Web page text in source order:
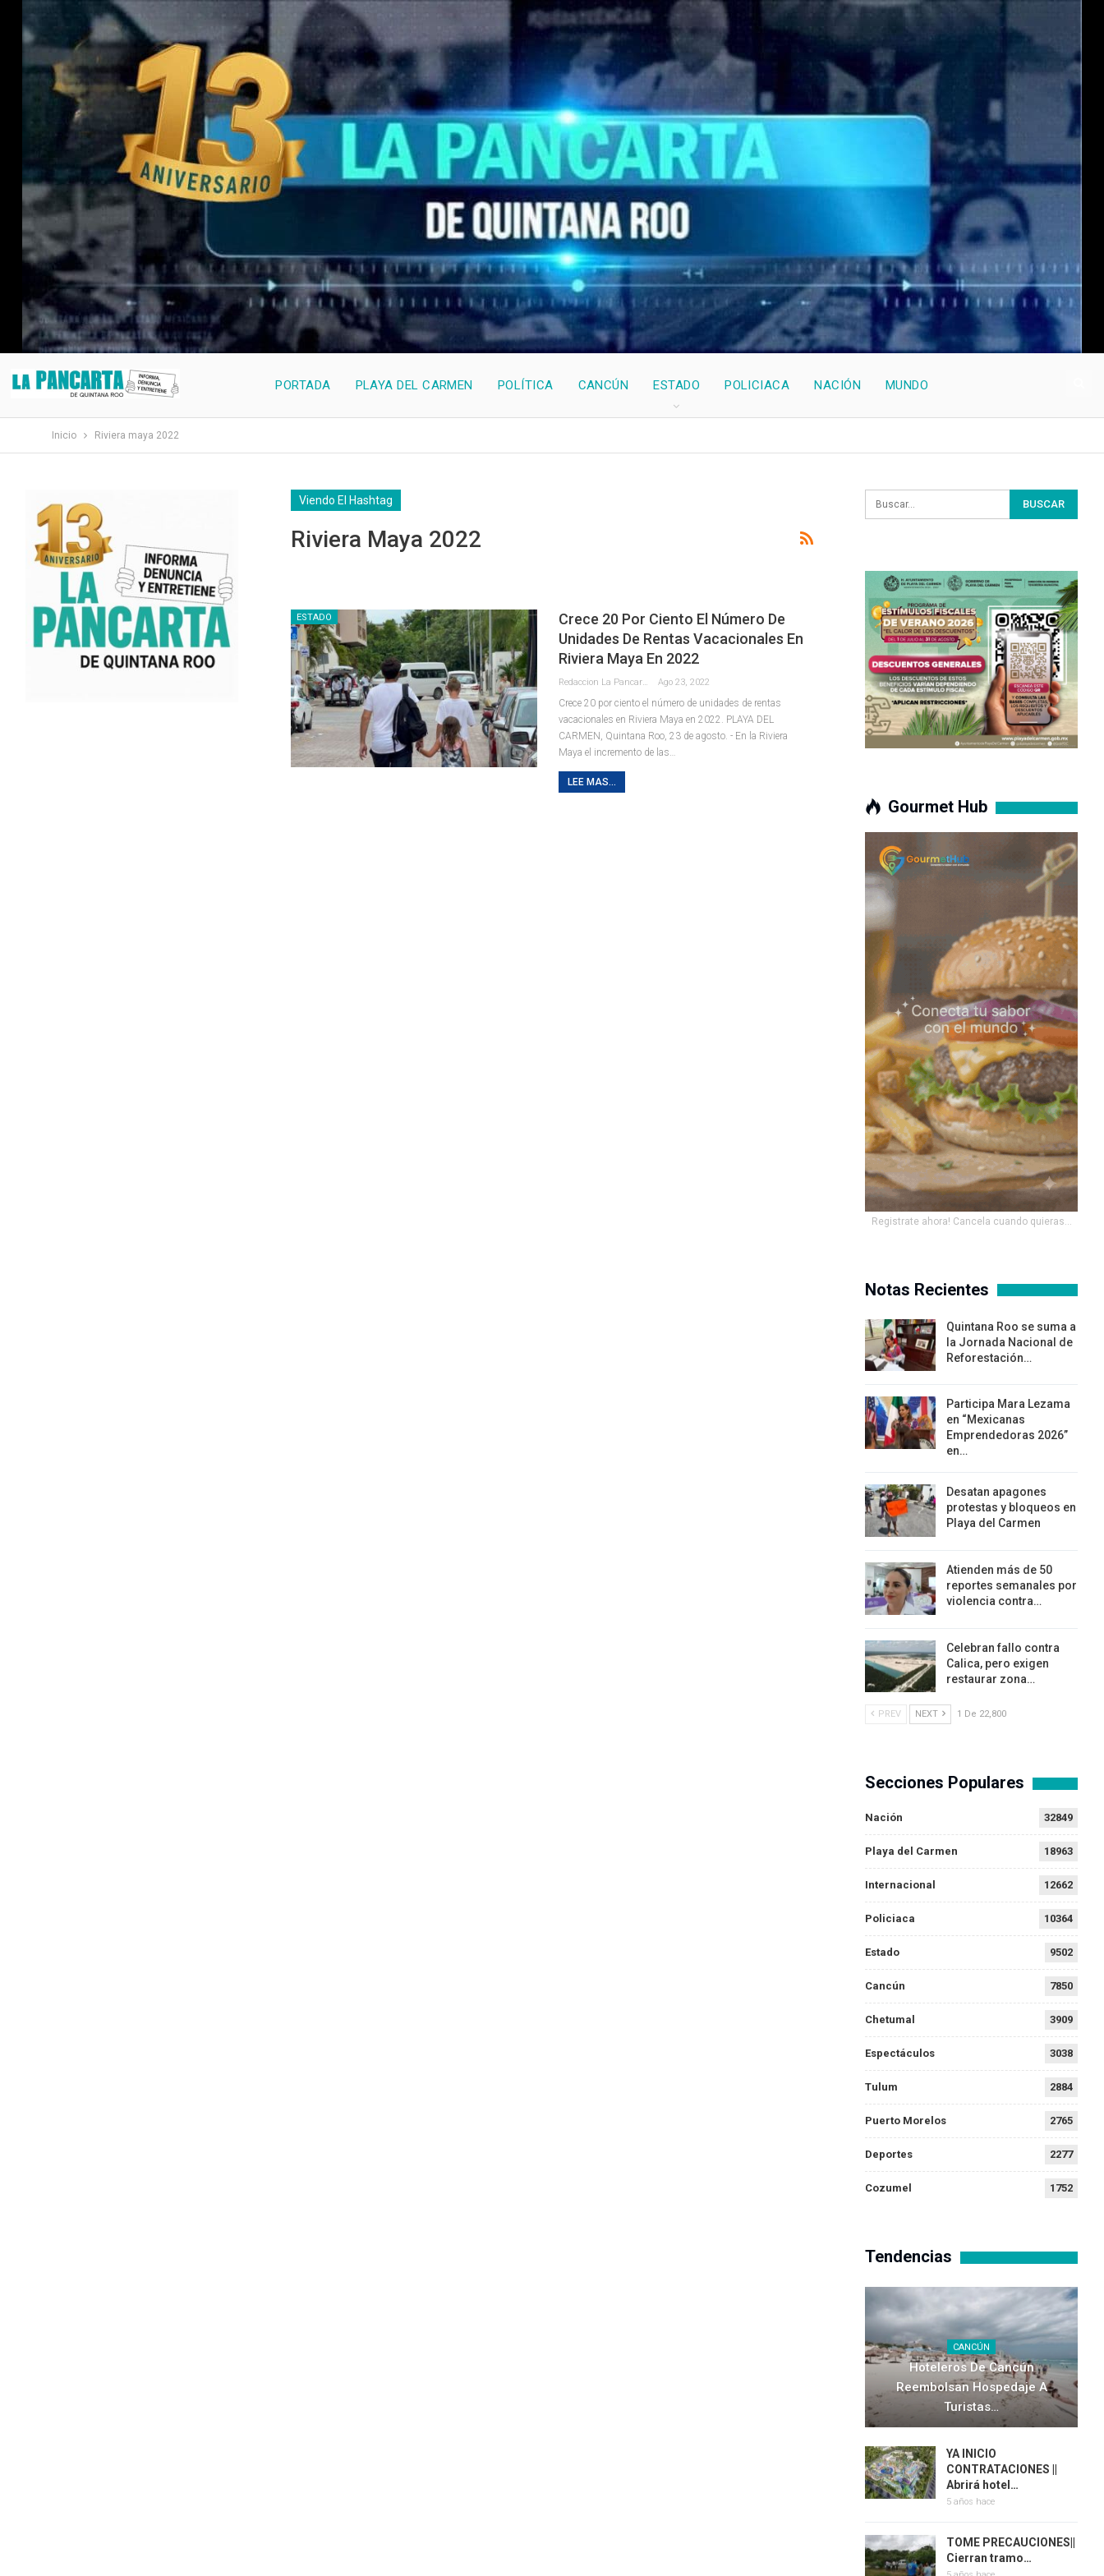
PORTADA PLAYA DEL CARMEN POLÍTICA CANCÚN ESTADO POLICIACA NACIÓN MUNDO
Inicio Riviera maya 2022
Viendo El Hashtag
Riviera Maya 2022
ESTADO
Crece 20 Por Ciento El Número De
Unidades De Rentas Vacacionales En
Riviera Maya En 2022
Ago 23, 2022
Crece 20 por ciento el número de unidades de rentas
vacacionales en Riviera Maya en 2022. PLAYA DEL
CARMEN, Quintana Roo, 23 de agosto. - En la Riviera
Maya el incremento de las
LEE MAS...
Gourmet Hub
Registrate ahora! Cancela cuando quieras...
Notas Recientes
Quintana Roo se suma a
la Jornada Nacional de
Reforestación…
Participa Mara Lezama
en “Mexicanas
Emprendedoras 2026”
en…
Desatan apagones
protestas y bloqueos en
Playa del Carmen
Atienden más de 50
reportes semanales por
violencia contra…
Celebran fallo contra
Calica, pero exigen
restaurar zona…
PREV NEXT 1 De 22,800
Secciones Populares
Nación 32849
Playa del Carmen 18963
Internacional 12662
Policiaca 10364
Estado 9502
Cancún 7850
Chetumal 3909
Espectáculos 3038
Tulum 2884
Puerto Morelos 2765
Deportes 2277
Cozumel 1752
Tendencias
CANCÚN
Hoteleros De Cancún
Reembolsan Hospedaje A
Turistas…
YA INICIO
CONTRATACIONES ||
Abrirá hotel…
5 años hace
TOME PRECAUCIONES||
Cierran tramo…